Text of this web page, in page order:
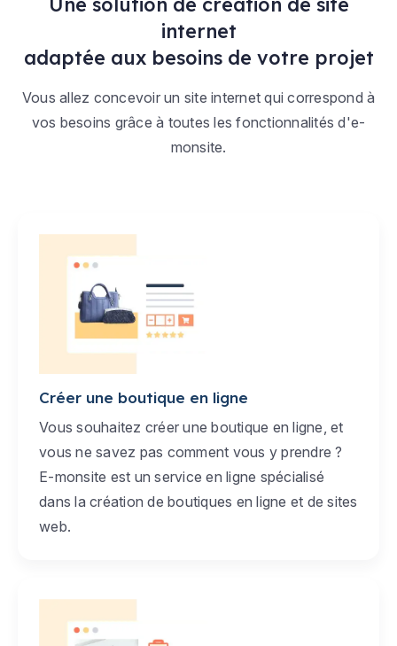
internet
adaptée aux besoins de votre projet
Vous allez concevoir un site internet qui correspond à
vos besoins grâce à toutes les fonctionnalités d'e-
monsite.
Créer une boutique en ligne
Vous souhaitez créer une boutique en ligne, et
vous ne savez pas comment vous y prendre ?
E-monsite est un service en ligne spécialisé
dans la création de boutiques en ligne et de sites
web.